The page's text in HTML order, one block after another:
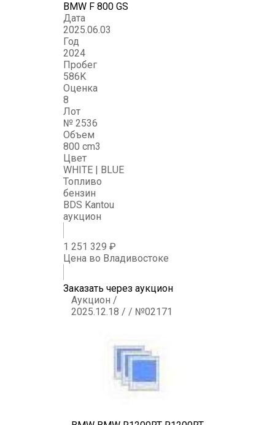
BMW F 800 GS
Дата
2025.06.03
Год
2024
Пробег
586K
Оценка
8
Лот
№ 2536
Объем
800 cm3
Цвет
WHITE | BLUE
Топливо
бензин
BDS Kantou
аукцион
1 251 329 ₽
Цена во Владивостоке
Заказать через аукцион
Аукцион /
2025.12.18 / / №02171